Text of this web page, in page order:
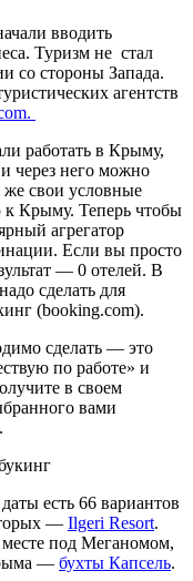
вводить
Туризм не стал
со стороны Запада.
агентств
работать в Крыму,
через него можно
свои условные
Крыму. Теперь чтобы
агрегатор
Если вы просто
— 0 отелей. В
сделать для
(booking.com).
сделать — это
по работе» и
в своем
вами
.
есть 66 вариантов
— Ilgeri Resort.
под Меганомом,
— бухты Капсель.